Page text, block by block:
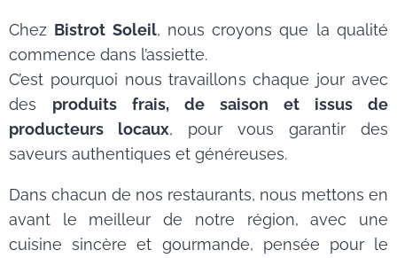
Chez Bistrot Soleil, nous croyons que la qualité
commence dans l’assiette.
C’est pourquoi nous travaillons chaque jour avec
des produits frais, de saison et issus de
producteurs locaux, pour vous garantir des
saveurs authentiques et généreuses.
Dans chacun de nos restaurants, nous mettons en
avant le meilleur de notre région, avec une
cuisine sincère et gourmande, pensée pour le